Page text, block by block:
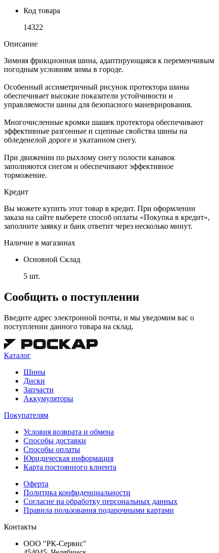
Код товара
14322
Описание
Зимняя фрикционная шина, адаптирующаяся к переменчивым
погодным условиям зимы в городе.
Особенный ассиметричный рисунок протектора шины
обеспечивает высокие показатели устойчивости и
управляемости шины для безопасного маневрирования.
Многочисленные кромки шашек протектора обеспечивают
эффективные разгонные и сцепные свойства шины на
обледенелой дороге и укатанном снегу.
При движении по рыхлому снегу полости канавок
заполняются снегом и обеспечивают эффективное
торможение.
Кредит
Вы можете купить этот товар в кредит. При оформлении
заказа на сайте выберете способ оплаты «Покупка в кредит»,
заполните заявку и банк ответит через несколько минут.
Наличие в магазинах
Основной Склад
5 шт.
Сообщить о поступлении
Введите адрес электронной почты, и мы уведомим вас о
поступлении данного товара на склад.
Каталог
Шины
Диски
Запчасти
Аккумуляторы
Покупателям
Условия возврата и обмена
Способы доставки
Способы оплаты
Юридическая информация
Карта постоянного клиента
Оферта
Политика конфиденциальности
Согласие на обработку персональных данных
Правила пользования подарочными картами
Контакты
ООО "РК-Сервис"